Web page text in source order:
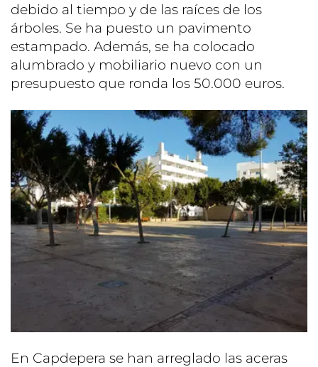
debido al tiempo y de las raíces de los
árboles. Se ha puesto un pavimento
estampado. Además, se ha colocado
alumbrado y mobiliario nuevo con un
presupuesto que ronda los 50.000 euros.
En Capdepera se han arreglado las aceras